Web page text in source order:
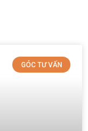
GÓC TƯ VẤN